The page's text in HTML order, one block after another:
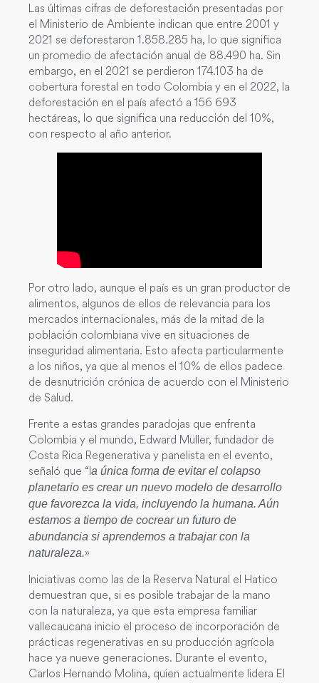
Las últimas cifras de deforestación presentadas por
el Ministerio de Ambiente indican que entre 2001 y
2021 se deforestaron 1.858.285 ha, lo que significa
un promedio de afectación anual de 88.490 ha. Sin
embargo, en el 2021 se perdieron 174.103 ha de
cobertura forestal en todo Colombia y en el 2022, la
deforestación en el país afectó a 156 693
hectáreas, lo que significa una reducción del 10%,
con respecto al año anterior.
Por otro lado, aunque el país es un gran productor de
alimentos, algunos de ellos de relevancia para los
mercados internacionales, más de la mitad de la
población colombiana vive en situaciones de
inseguridad alimentaria. Esto afecta particularmente
a los niños, ya que al menos el 10% de ellos padece
de desnutrición crónica de acuerdo con el Ministerio
de Salud.
Frente a estas grandes paradojas que enfrenta
Colombia y el mundo, Edward Müller, fundador de
Costa Rica Regenerativa y panelista en el evento,
señaló que “la única forma de evitar el colapso
planetario es crear un nuevo modelo de desarrollo
que favorezca la vida, incluyendo la humana. Aún
estamos a tiempo de cocrear un futuro de
abundancia si aprendemos a trabajar con la
naturaleza.»
Iniciativas como las de la Reserva Natural el Hatico
demuestran que, si es posible trabajar de la mano
con la naturaleza, ya que esta empresa familiar
vallecaucana inicio el proceso de incorporación de
prácticas regenerativas en su producción agrícola
hace ya nueve generaciones. Durante el evento,
Carlos Hernando Molina, quien actualmente lidera El